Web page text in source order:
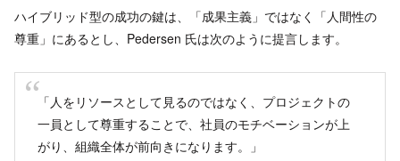
ハイブリッド型の成功の鍵は、「成果主義」ではなく「人間性の
尊重」にあるとし、Pedersen 氏は次のように提言します。
「人をリソースとして見るのではなく、プロジェクトの
一員として尊重することで、社員のモチベーションが上
がり、組織全体が前向きになります。」